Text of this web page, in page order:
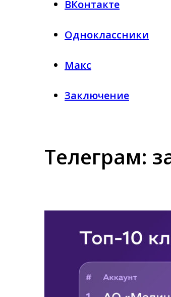
ВКонтакте
Одноклассники
Макс
Заключение
Телеграм: